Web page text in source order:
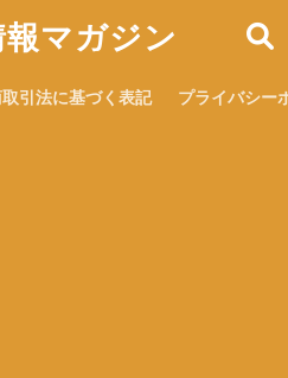
マガジン
引法に基づく表記 プライバシー